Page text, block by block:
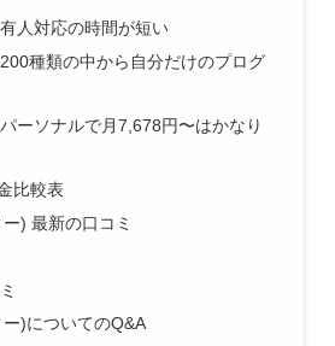
人対応の時間が短い
種類の中から自分だけのプログ
ーソナルで月7,678円〜はかなり
比較表
) 最新の口コミ
)についてのQ&A